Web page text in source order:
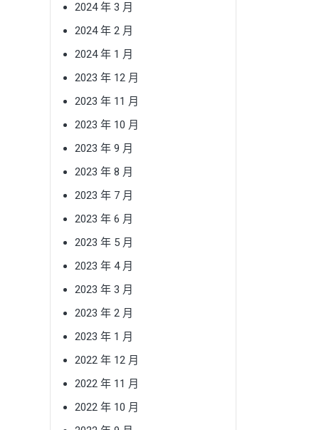
2024 年 3 月
2024 年 2 月
2024 年 1 月
2023 年 12 月
2023 年 11 月
2023 年 10 月
2023 年 9 月
2023 年 8 月
2023 年 7 月
2023 年 6 月
2023 年 5 月
2023 年 4 月
2023 年 3 月
2023 年 2 月
2023 年 1 月
2022 年 12 月
2022 年 11 月
2022 年 10 月